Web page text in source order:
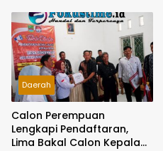
Kolaka atas Dugaan
Ancaman dan Intimidasi
Daerah
Calon Perempuan
Lengkapi Pendaftaran,
Lima Bakal Calon Kepala